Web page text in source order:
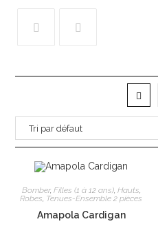
Bomber, Filles (1 à 12 ans), Hauts,
Robes, Tenues-Ensemble 2 pièces
Amapola Cardigan